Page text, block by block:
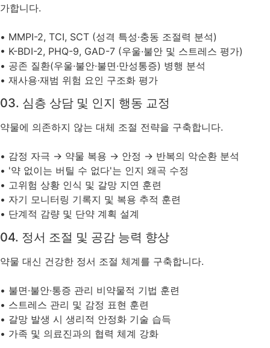
가합니다.
• MMPI-2, TCI, SCT (성격 특성·충동 조절력 분석)
• K-BDI-2, PHQ-9, GAD-7 (우울·불안 및 스트레스 평가)
• 공존 질환(우울·불안·불면·만성통증) 병행 분석
• 재사용·재범 위험 요인 구조화 평가
03. 심층 상담 및 인지 행동 교정
약물에 의존하지 않는 대체 조절 전략을 구축합니다.
• 감정 자극 → 약물 복용 → 안정 → 반복의 악순환 분석
• '약 없이는 버틸 수 없다'는 인지 왜곡 수정
• 고위험 상황 인식 및 갈망 지연 훈련
• 자기 모니터링 기록지 및 복용 추적 훈련
• 단계적 감량 및 단약 계획 설계
04. 정서 조절 및 공감 능력 향상
약물 대신 건강한 정서 조절 체계를 구축합니다.
• 불면·불안·통증 관리 비약물적 기법 훈련
• 스트레스 관리 및 감정 표현 훈련
• 갈망 발생 시 생리적 안정화 기술 습득
• 가족 및 의료진과의 협력 체계 강화